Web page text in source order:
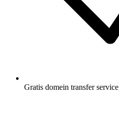
Gratis domein transfer service